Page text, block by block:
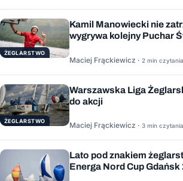
ŻEGLARSTWO
Kamil Manowiecki nie
wygrywa kolejny Puchar
Maciej Frąckiewicz · 2 min czytania
ŻEGLARSTWO
Warszawska Liga
do akcji
Maciej Frąckiewicz · 3 min czytania
Lato pod znakiem
Energa Nord Cup Gdańsk